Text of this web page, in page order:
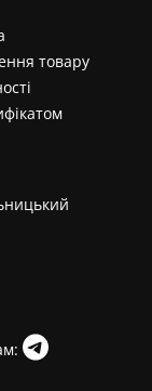
товару